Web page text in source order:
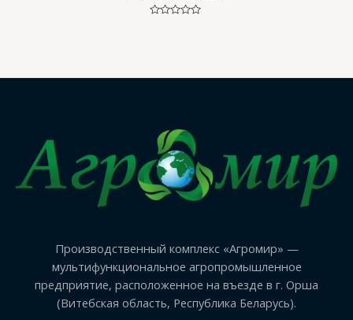
Производственный комплекс «Агромир» —
мультифункциональное агропромышленное
предприятие, расположенное на въезде в г. Орша
(Витебская область, Республика Беларусь).